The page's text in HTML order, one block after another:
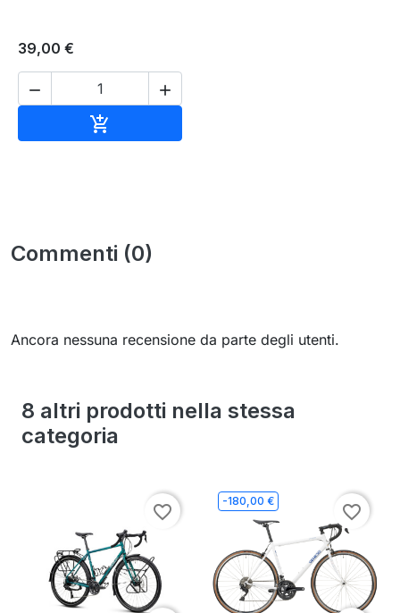
39,00 €
 

Commenti (0)
Ancora nessuna recensione da parte degli utenti.
8 altri prodotti nella stessa
categoria
favorite_border
-180,00 €
favorite_border